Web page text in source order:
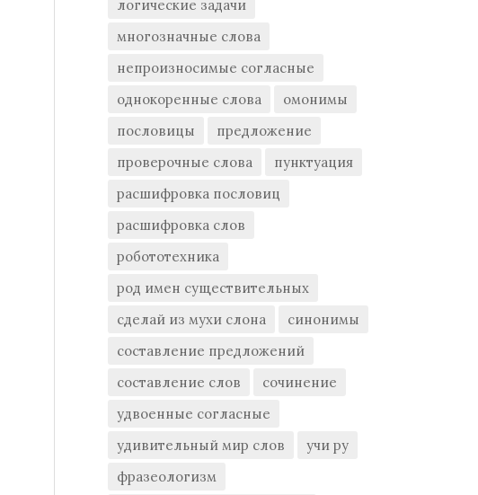
логические задачи
многозначные слова
непроизносимые согласные
однокоренные слова
омонимы
пословицы
предложение
проверочные слова
пунктуация
расшифровка пословиц
расшифровка слов
робототехника
род имен существительных
сделай из мухи слона
синонимы
составление предложений
составление слов
сочинение
удвоенные согласные
удивительный мир слов
учи ру
фразеологизм